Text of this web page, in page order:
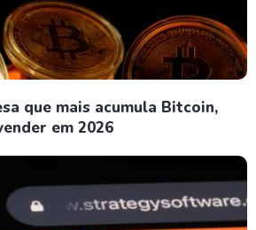
que mais acumula Bitcoin,
em 2026